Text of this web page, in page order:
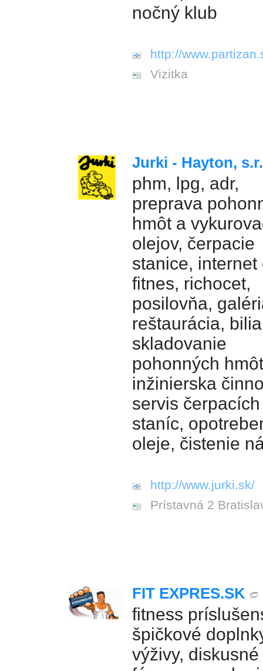
nočný klub
http://
Vizitka
Jurki - Hayton,
phm, lpg, adr,
preprava
hmôt a
olejov, čerpacie
stanice, internet
fitnes, richocet,
posilovňa,
reštaurácia,
skladovanie
pohonných
inžinierska
servis čerpacích
staníc,
oleje, čistenie
http://www.jurki.sk/
Prístavná 2
FIT EXPRES.SK
fitness
špičkové
výživy, diskusné